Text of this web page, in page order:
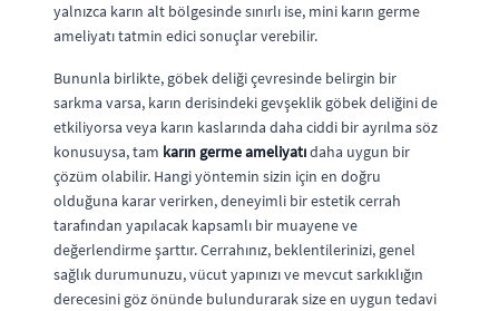
yalnızca karın alt bölgesinde sınırlı ise, mini karın germe
ameliyatı tatmin edici sonuçlar verebilir.
Bununla birlikte, göbek deliği çevresinde belirgin bir
sarkma varsa, karın derisindeki gevşeklik göbek deliğini de
etkiliyorsa veya karın kaslarında daha ciddi bir ayrılma söz
konusuysa, tam karın germe ameliyatıdaha uygun bir
çözüm olabilir. Hangi yöntemin sizin için en doğru
olduğuna karar verirken, deneyimli bir estetik cerrah
tarafından yapılacak kapsamlı bir muayene ve
değerlendirme şarttır. Cerrahınız, beklentilerinizi, genel
sağlık durumunuzu, vücut yapınızı ve mevcut sarkıklığın
derecesini göz önünde bulundurarak size en uygun tedavi